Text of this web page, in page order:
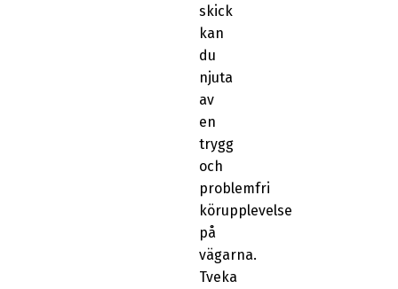
skick
kan
du
njuta
av
en
trygg
och
problemfri
körupplevelse
på
vägarna.
Tveka